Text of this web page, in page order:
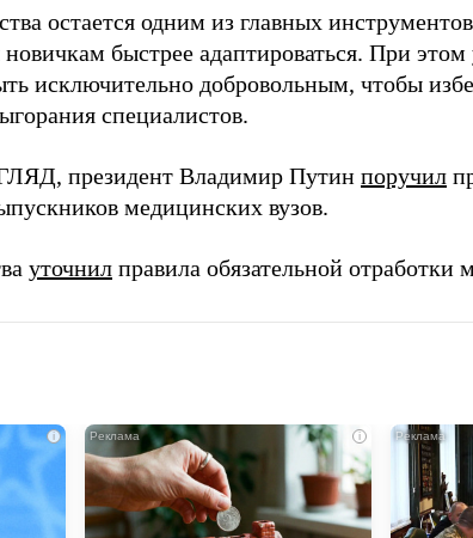
остается одним из главных
быстрее адаптироваться. При этом
исключительно добровольным, чтобы
специалистов.
президент Владимир Путин поручил
медицинских вузов.
уточнил правила обязательной отработки
i i